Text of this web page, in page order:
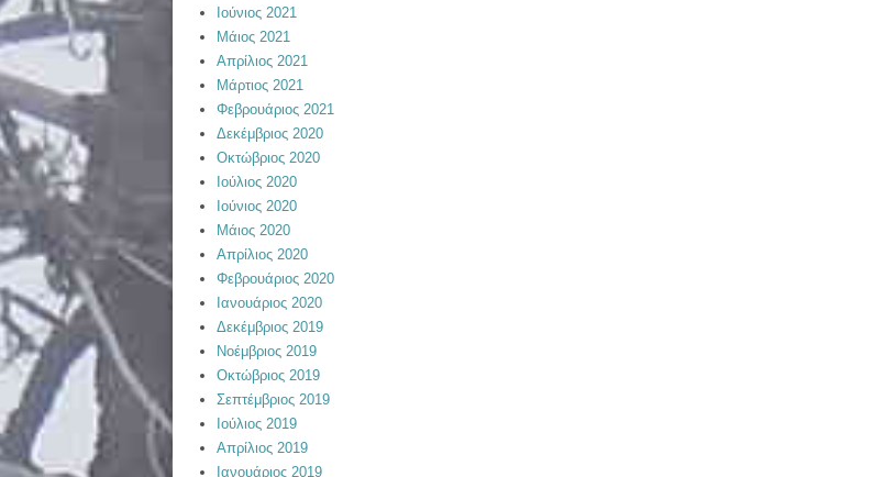
Ιούνιος 2021
Μάιος 2021
Απρίλιος 2021
Μάρτιος 2021
Φεβρουάριος 2021
Δεκέμβριος 2020
Οκτώβριος 2020
Ιούλιος 2020
Ιούνιος 2020
Μάιος 2020
Απρίλιος 2020
Φεβρουάριος 2020
Ιανουάριος 2020
Δεκέμβριος 2019
Νοέμβριος 2019
Οκτώβριος 2019
Σεπτέμβριος 2019
Ιούλιος 2019
Απρίλιος 2019
Ιανουάριος 2019